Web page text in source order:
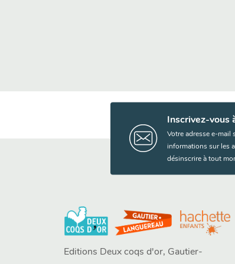
Inscrivez-vous
Votre adresse e-mail
informations sur les
désinscrire à tout
Editions Deux coqs d'or, Gautier-